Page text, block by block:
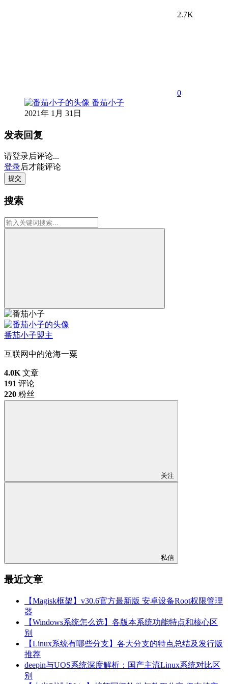
2.7K
0
番茄小子
2021年 1月 31日
发表回复
请登录后评论...
登录后才能评论
提交
搜索
番茄小子盟主
互联网中的沧海一粟
4.0K 文章
191 评论
220 粉丝
关注
私信
最近文章
【Magisk框架】v30.6官方最新版 安卓设备Root权限管理
器
【Windows系统怎么选】各版本系统功能特点和核心区
别
【Linux系统有哪些分支】各大分支的特点总结及发行版
推荐
deepin与UOS系统深度解析：国产主流Linux系统对比区
别